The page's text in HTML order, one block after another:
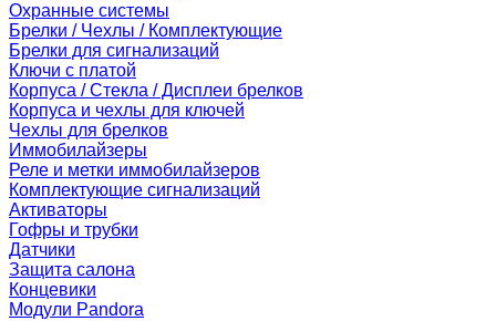
Охранные системы
Брелки / Чехлы / Комплектующие
Брелки для сигнализаций
Ключи с платой
Корпуса / Стекла / Дисплеи брелков
Корпуса и чехлы для ключей
Чехлы для брелков
Иммобилайзеры
Реле и метки иммобилайзеров
Комплектующие сигнализаций
Активаторы
Гофры и трубки
Датчики
Защита салона
Концевики
Модули Pandora